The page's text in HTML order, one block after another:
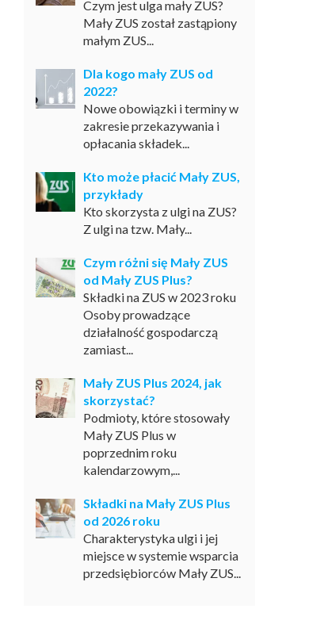
Czym jest ulga mały ZUS?
Mały ZUS został zastąpiony
małym ZUS...
Dla kogo mały ZUS od
2022?
Nowe obowiązki i terminy w
zakresie przekazywania i
opłacania składek...
Kto może płacić Mały ZUS,
przykłady
Kto skorzysta z ulgi na ZUS?
Z ulgi na tzw. Mały...
Czym różni się Mały ZUS
od Mały ZUS Plus?
Składki na ZUS w 2023 roku
Osoby prowadzące
działalność gospodarczą
zamiast...
Mały ZUS Plus 2024, jak
skorzystać?
Podmioty, które stosowały
Mały ZUS Plus w
poprzednim roku
kalendarzowym,...
Składki na Mały ZUS Plus
od 2026 roku
Charakterystyka ulgi i jej
miejsce w systemie wsparcia
przedsiębiorców Mały ZUS...